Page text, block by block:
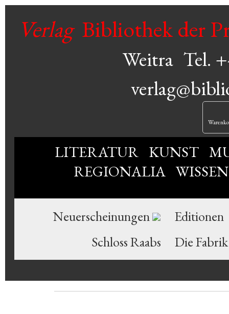
VerlagBibliothek der
Weitra Tel.
LITERATUR KUNST
REGIONALIA
Neuerscheinungen
Editionen
Schloss Raabs
Die Fabrik